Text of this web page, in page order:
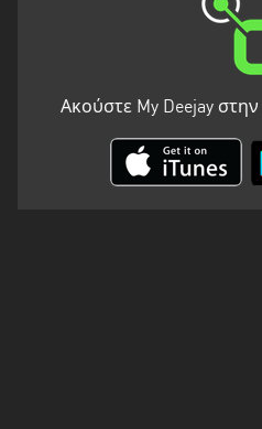
Ακούστε My Deejay στην